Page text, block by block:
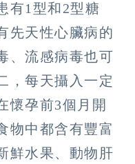
有1型和2型糖
先天性心臟病的
、流感病毒也可
，每天攝入一定
懷孕前3個月開
物中都含有豐富
鮮水果、動物肝